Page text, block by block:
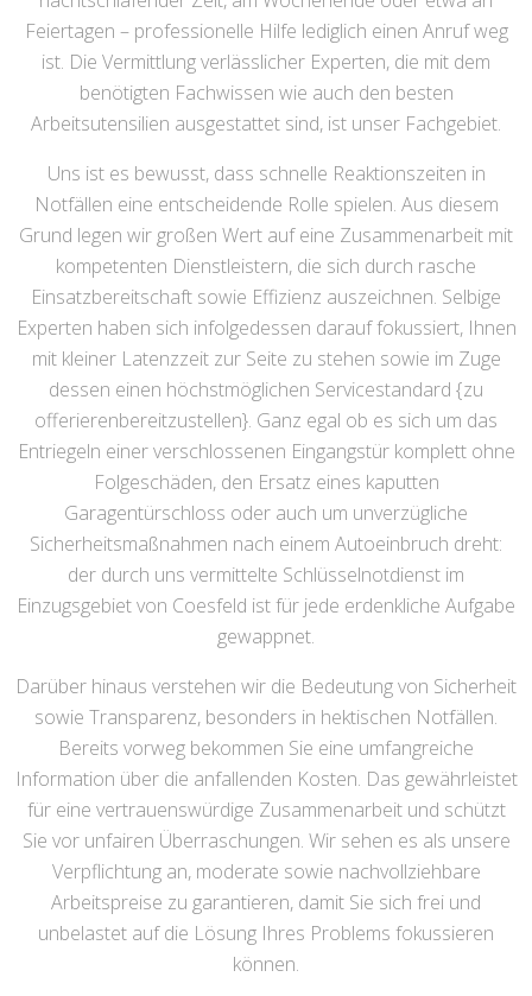
Feiertagen – professionelle Hilfe lediglich einen Anruf weg
ist. Die Vermittlung verlässlicher Experten, die mit dem
benötigten Fachwissen wie auch den besten
Arbeitsutensilien ausgestattet sind, ist unser Fachgebiet.
Uns ist es bewusst, dass schnelle Reaktionszeiten in
Notfällen eine entscheidende Rolle spielen. Aus diesem
Grund legen wir großen Wert auf eine Zusammenarbeit mit
kompetenten Dienstleistern, die sich durch rasche
Einsatzbereitschaft sowie Effizienz auszeichnen. Selbige
Experten haben sich infolgedessen darauf fokussiert, Ihnen
mit kleiner Latenzzeit zur Seite zu stehen sowie im Zuge
dessen einen höchstmöglichen Servicestandard {zu
offerierenbereitzustellen}. Ganz egal ob es sich um das
Entriegeln einer verschlossenen Eingangstür komplett ohne
Folgeschäden, den Ersatz eines kaputten
Garagentürschloss oder auch um unverzügliche
Sicherheitsmaßnahmen nach einem Autoeinbruch dreht:
der durch uns vermittelte Schlüsselnotdienst im
Einzugsgebiet von Coesfeld ist für jede erdenkliche Aufgabe
gewappnet.
Darüber hinaus verstehen wir die Bedeutung von Sicherheit
sowie Transparenz, besonders in hektischen Notfällen.
Bereits vorweg bekommen Sie eine umfangreiche
Information über die anfallenden Kosten. Das gewährleistet
für eine vertrauenswürdige Zusammenarbeit und schützt
Sie vor unfairen Überraschungen. Wir sehen es als unsere
Verpflichtung an, moderate sowie nachvollziehbare
Arbeitspreise zu garantieren, damit Sie sich frei und
unbelastet auf die Lösung Ihres Problems fokussieren
können.